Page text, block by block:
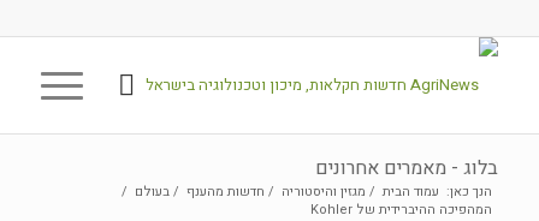
בלוג - מאמרים אחרונים
הנך כאן: עמוד הבית / מגזין והיסטוריה / חדשות מהענף / בעולם /
המהפיכה ההיברידית של Kohler